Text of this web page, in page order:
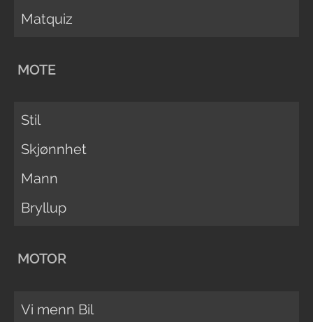
Matquiz
MOTE
Stil
Skjønnhet
Mann
Bryllup
MOTOR
Vi menn Bil